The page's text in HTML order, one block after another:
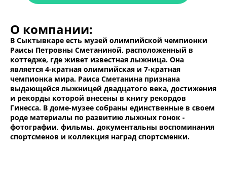
О компании:
В Сыктывкаре есть музей олимпийской чемпионки
Раисы Петровны Сметаниной, расположенный в
коттедже, где живет известная лыжница. Она
является 4-кратная олимпийская и 7-кратная
чемпионка мира. Раиса Сметанина признана
выдающейся лыжницей двадцатого века, достижения
и рекорды которой внесены в книгу рекордов
Гинесса. В доме-музее собраны единственные в своем
роде материалы по развитию лыжных гонок -
фотографии, фильмы, документальны воспоминания
спортсменов и коллекция наград спортсменки.